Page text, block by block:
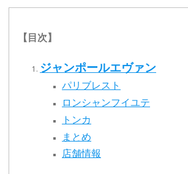
【目次】
ジャンポールエヴァン
パリブレスト
ロンシャンフイユテ
トンカ
まとめ
店舗情報